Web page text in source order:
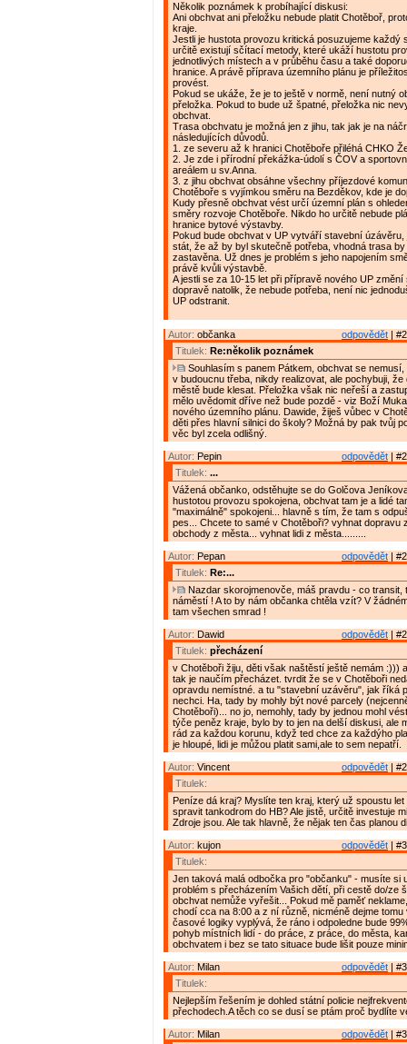
Několik poznámek k probíhající diskusi:
Ani obchvat ani přeložku nebude platit Chotěboř,
kraje.
Jestli je hustota provozu kritická posuzujeme každý
určitě existují sčítací metody, které ukáží hustotu
jednotlivých místech a v průběhu času a také
hranice. A právě příprava územního plánu je
provést.
Pokud se ukáže, že je to ještě v normě, není nutný
přeložka. Pokud to bude už špatné, přeložka nic
obchvat.
Trasa obchvatu je možná jen z jihu, tak jak je na
následujících důvodů.
1. ze severu až k hranici Chotěboře přiléhá CHKO
2. Je zde i přírodní překážka-údolí s ČOV a
areálem u sv.Anna.
3. z jihu obchvat obsáhne všechny příjezdové
Chotěboře s vyjímkou směru na Bezděkov, kde je
Kudy přesně obchvat vést určí územní plán s
směry rozvoje Chotěboře. Nikdo ho určitě nebude
hranice bytové výstavby.
Pokud bude obchvat v UP vytváří stavební úzávěru,
stát, že až by byl skutečně potřeba, vhodná trasa by
zastavěna. Už dnes je problém s jeho napojením
právě kvůli výstavbě.
A jestli se za 10-15 let při přípravě nového UP změní
dopravě natolik, že nebude potřeba, není nic
UP odstranit.
odpovědět |
Autor: občanka
Titulek: Re:několik poznámek
Souhlasím s panem Pátkem, obchvat se nemusí,
v budoucnu třeba, nikdy realizovat, ale pochybuji, že
městě bude klesat. Přeložka však nic neřeší a
mělo uvědomit dříve než bude pozdě - viz Boží
nového územního plánu. Dawide, žiješ vůbec v
děti přes hlavní silnici do školy? Možná by pak tvůj
věc byl zcela odlišný.
odpovědět |
Autor: Pepin
Titulek: ...
Vážená občanko, odstěhujte se do Golčova
hustotou provozu spokojena, obchvat tam je a lidé
"maximálně" spokojeni... hlavně s tím, že tam s
pes... Chcete to samé v Chotěboři? vyhnat dopravu
obchody z města... vyhnat lidi z města.........
odpovědět |
Autor: Pepan
Titulek: Re:...
Nazdar skorojmenovče, máš pravdu - co transit,
náměstí ! A to by nám občanka chtěla vzít? V
tam všechen smrad !
odpovědět |
Autor: Dawid
Titulek: přecházení
v Chotěboři žiju, děti však naštěstí ještě nemám :)))
tak je naučím přecházet. tvrdit že se v Chotěboři
opravdu nemístné. a tu "stavební uzávěru", jak říká
nechci. Ha, tady by mohly být nové parcely
Chotěboři)... no jo, nemohly, tady by jednou mohl
týče peněz kraje, bylo by to jen na delší diskusi, ale
rád za každou korunu, když ted chce za každýho
je hloupé, lidi je můžou platit sami,ale to sem nepatří.
odpovědět |
Autor: Vincent
Titulek:
Peníze dá kraj? Myslíte ten kraj, který už spoustu let
spravit tankodrom do HB? Ale jistě, určitě investuje
Zdroje jsou. Ale tak hlavně, že nějak ten čas planou
odpovědět |
Autor: kujon
Titulek:
Jen taková malá odbočka pro "občanku" - musíte si
problém s přecházením Vašich dětí, při cestě do/ze
obchvat nemůže vyřešit... Pokud mě paměť
chodí cca na 8:00 a z ní různě, nicméně dejme tomu
časové logiky vyplývá, že ráno i odpoledne bude
pohyb místních lidí - do práce, z práce, do města,
obchvatem i bez se tato situace bude lišit pouze
odpovědět |
Autor: Milan
Titulek:
Nejlepším řešením je dohled státní policie
přechodech.A těch co se dusí se ptám proč bydlíte
odpovědět |
Autor: Milan